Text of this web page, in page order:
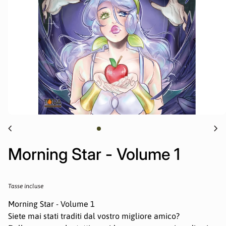
chevron_left chevron_right
Morning Star - Volume 1
Tasse incluse
Morning Star - Volume 1
Siete mai stati traditi dal vostro migliore amico?